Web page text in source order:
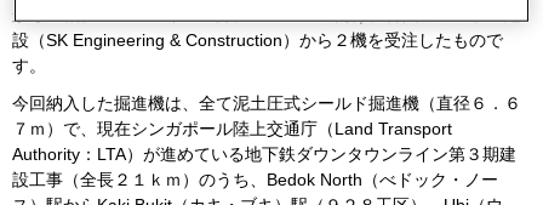
から３機、２０１１年１０月に９３０工区向けに韓国のエスケー建
設（SK Engineering & Construction）から２機を受注したもので
す。
今回納入した掘進機は、全て泥土圧式シールド掘進機（直径６．６
７ｍ）で、現在シンガポール陸上交通庁（Land Transport
Authority：LTA）が進めている地下鉄ダウンタウンライン第３期建
設工事（全長２１ｋｍ）のうち、Bedok North（べドック・ノー